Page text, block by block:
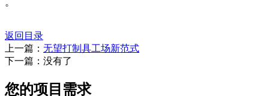
返回目录
上一篇： 无望打制具工场新范式
下一篇：没有了
您的项目需求